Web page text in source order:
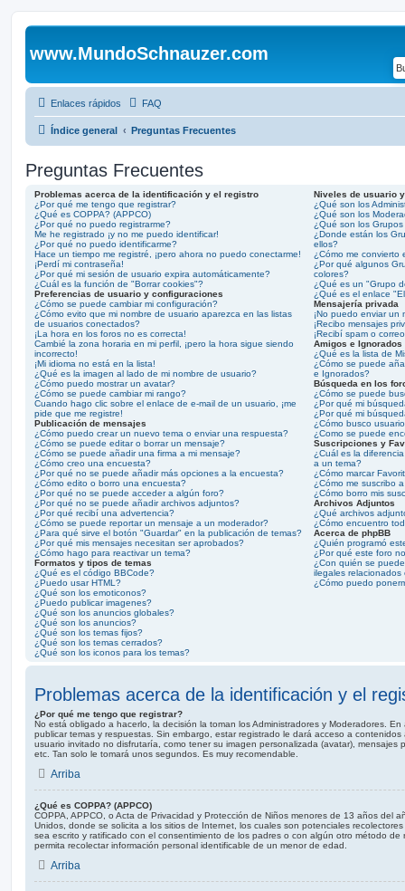
www.MundoSchnauzer.com
Enlaces rápidos FAQ
Índice general Preguntas Frecuentes
Preguntas Frecuentes
Problemas acerca de la identificación y el registro
¿Por qué me tengo que registrar?
¿Qué es COPPA? (APPCO)
¿Por qué no puedo registrarme?
Me he registrado ¡y no me puedo identificar!
¿Por qué no puedo identificarme?
Hace un tiempo me registré, ¡pero ahora no puedo conectarme!
¡Perdí mi contraseña!
¿Por qué mi sesión de usuario expira automáticamente?
¿Cuál es la función de "Borrar cookies"?
Preferencias de usuario y configuraciones
¿Cómo se puede cambiar mi configuración?
¿Cómo evito que mi nombre de usuario aparezca en las listas
de usuarios conectados?
¡La hora en los foros no es correcta!
Cambié la zona horaria en mi perfil, ¡pero la hora sigue siendo
incorrecto!
¡Mi idioma no está en la lista!
¿Qué es la imagen al lado de mi nombre de usuario?
¿Cómo puedo mostrar un avatar?
¿Cómo se puede cambiar mi rango?
Cuando hago clic sobre el enlace de e-mail de un usuario, ¡me
pide que me registre!
Publicación de mensajes
¿Cómo puedo crear un nuevo tema o enviar una respuesta?
¿Cómo se puede editar o borrar un mensaje?
¿Cómo se puede añadir una firma a mi mensaje?
¿Cómo creo una encuesta?
¿Por qué no se puede añadir más opciones a la encuesta?
¿Cómo edito o borro una encuesta?
¿Por qué no se puede acceder a algún foro?
¿Por qué no se puede añadir archivos adjuntos?
¿Por qué recibí una advertencia?
¿Cómo se puede reportar un mensaje a un moderador?
¿Para qué sirve el botón "Guardar" en la publicación de temas?
¿Por qué mis mensajes necesitan ser aprobados?
¿Cómo hago para reactivar un tema?
Formatos y tipos de temas
¿Qué es el código BBCode?
¿Puedo usar HTML?
¿Qué son los emoticonos?
¿Puedo publicar imagenes?
¿Qué son los anuncios globales?
¿Qué son los anuncios?
¿Qué son los temas fijos?
¿Qué son los temas cerrados?
¿Qué son los iconos para los temas?
Niveles de usuario
¿Qué son los
¿Qué son los
¿Qué son los
¿Donde están los
ellos?
¿Cómo me convierto
¿Por qué algunos
colores?
¿Qué es un "Grupo
¿Qué es el enlace
Mensajería privada
¡No puedo enviar un
¡Recibo mensajes
¡Recibí spam o
Amigos e Ignorados
¿Qué es la lista de
¿Cómo se puede
e Ignorados?
Búsqueda en los
¿Cómo se puede
¿Por qué mi
¿Por qué mi
¿Cómo busco
¿Como se puede
Suscripciones y
¿Cuál es la
a un tema?
¿Cómo marcar
¿Cómo me suscribo
¿Cómo borro mis
Archivos Adjuntos
¿Qué archivos
¿Cómo encuentro
Acerca de phpBB
¿Quién programó
¿Por qué este foro
¿Con quién se
ilegales relacionados
¿Cómo puedo
Problemas acerca de la identificación y el
¿Por qué me tengo que registrar?
No está obligado a hacerlo, la decisión la toman los Administradores y Moderadores.
publicar temas y respuestas. Sin embargo, estar registrado le dará acceso a
usuario invitado no disfrutaría, como tener su imagen personalizada (avatar), mensajes
etc. Tan solo le tomará unos segundos. Es muy recomendable.
Arriba
¿Qué es COPPA? (APPCO)
COPPA, APPCO, o Acta de Privacidad y Protección de Niños menores de 13 años del
Unidos, donde se solicita a los sitios de Internet, los cuales son potenciales
sea escrito y ratificado con el consentimiento de los padres o con algún otro método
permita recolectar información personal identificable de un menor de edad.
Arriba